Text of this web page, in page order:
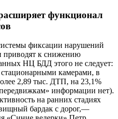
функционал
фиксации нарушений
приводят к снижению
НЦ БДД этого не следует:
камерами, в
2,89 тыс. ДТП, на 23,1%
информации нет).
на ранних стадиях
бардак с дорог,—